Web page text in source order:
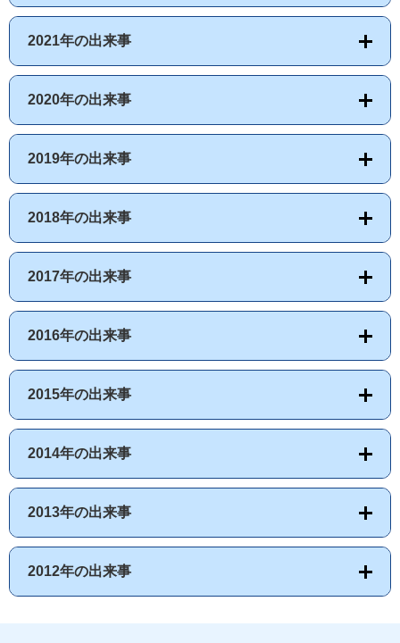
2021年の出来事
2020年の出来事
2019年の出来事
2018年の出来事
2017年の出来事
2016年の出来事
2015年の出来事
2014年の出来事
2013年の出来事
2012年の出来事